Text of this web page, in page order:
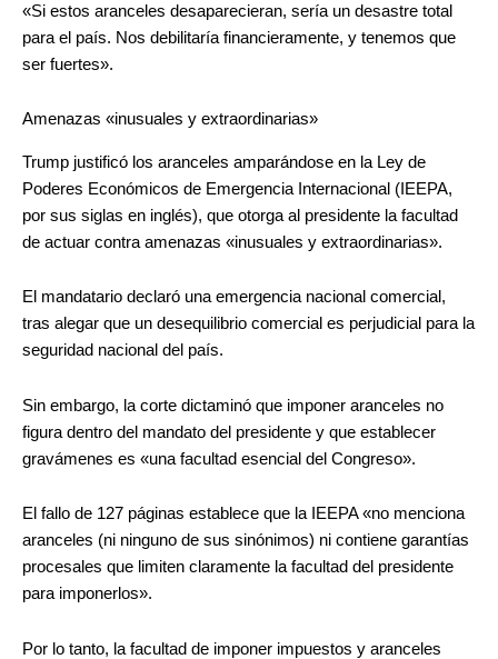
«Si estos aranceles desaparecieran, sería un desastre total
para el país. Nos debilitaría financieramente, y tenemos que
ser fuertes».
Amenazas «inusuales y extraordinarias»
Trump justificó los aranceles amparándose en la Ley de
Poderes Económicos de Emergencia Internacional (IEEPA,
por sus siglas en inglés), que otorga al presidente la facultad
de actuar contra amenazas «inusuales y extraordinarias».
El mandatario declaró una emergencia nacional comercial,
tras alegar que un desequilibrio comercial es perjudicial para la
seguridad nacional del país.
Sin embargo, la corte dictaminó que imponer aranceles no
figura dentro del mandato del presidente y que establecer
gravámenes es «una facultad esencial del Congreso».
El fallo de 127 páginas establece que la IEEPA «no menciona
aranceles (ni ninguno de sus sinónimos) ni contiene garantías
procesales que limiten claramente la facultad del presidente
para imponerlos».
Por lo tanto, la facultad de imponer impuestos y aranceles